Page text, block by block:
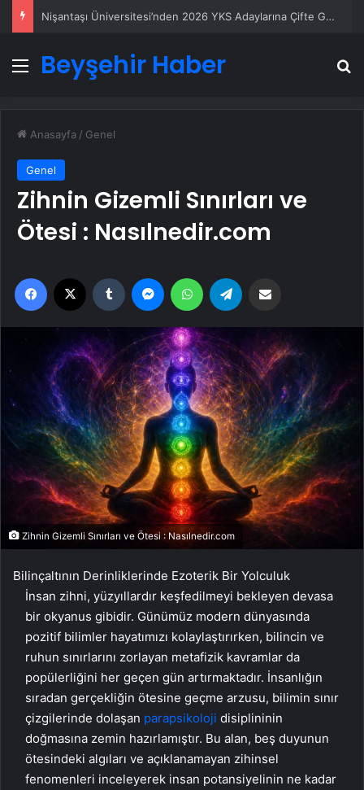
Nişantaşı Üniversitesi’nden 2026 YKS Adaylarına Çifte Güvence: Sabit Ücret ve Kesintisiz Burs
Menü
Beyşehir Haber
Anasayfa / Genel
Genel
Zihnin Gizemli Sınırları ve
Ötesi : Nasılnedir.com
Facebook Tumblr MessengerWhatsApp
Zihnin Gizemli Sınırları ve Ötesi : Nasılnedir.com
Bilinçaltının Derinliklerinde Ezoterik Bir Yolculuk
İnsan zihni, yüzyıllardır keşfedilmeyi bekleyen devasa
bir okyanus gibidir. Günümüz modern dünyasında
pozitif bilimler hayatımızı kolaylaştırırken, bilincin ve
ruhun sınırlarını zorlayan metafizik kavramlar da
popülerliğini her geçen gün artırmaktadır. İnsanlığın
sıradan gerçekliğin ötesine geçme arzusu, bilimin sınır
çizgilerinde dolaşan parapsikoloji disiplininin
doğmasına zemin hazırlamıştır. Bu alan, beş duyunun
ötesindeki algıları ve açıklanamayan zihinsel
fenomenleri inceleyerek insan potansiyelinin ne kadar